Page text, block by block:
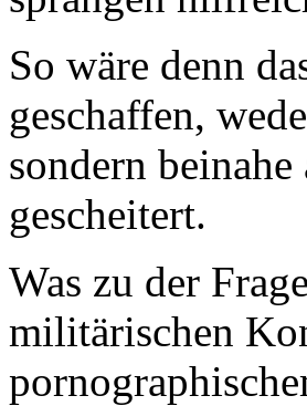
So wäre denn
geschaffen,
sondern
gescheitert.
Was zu der
militärischen